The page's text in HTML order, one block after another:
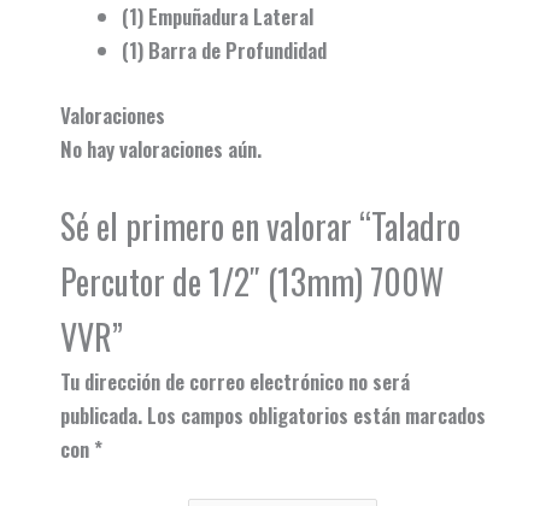
(1) Empuñadura Lateral
(1) Barra de Profundidad
Valoraciones
No hay valoraciones aún.
Sé el primero en valorar “Taladro
Percutor de 1/2″ (13mm) 700W
VVR”
Tu dirección de correo electrónico no será
publicada. Los campos obligatorios están marcados
con *